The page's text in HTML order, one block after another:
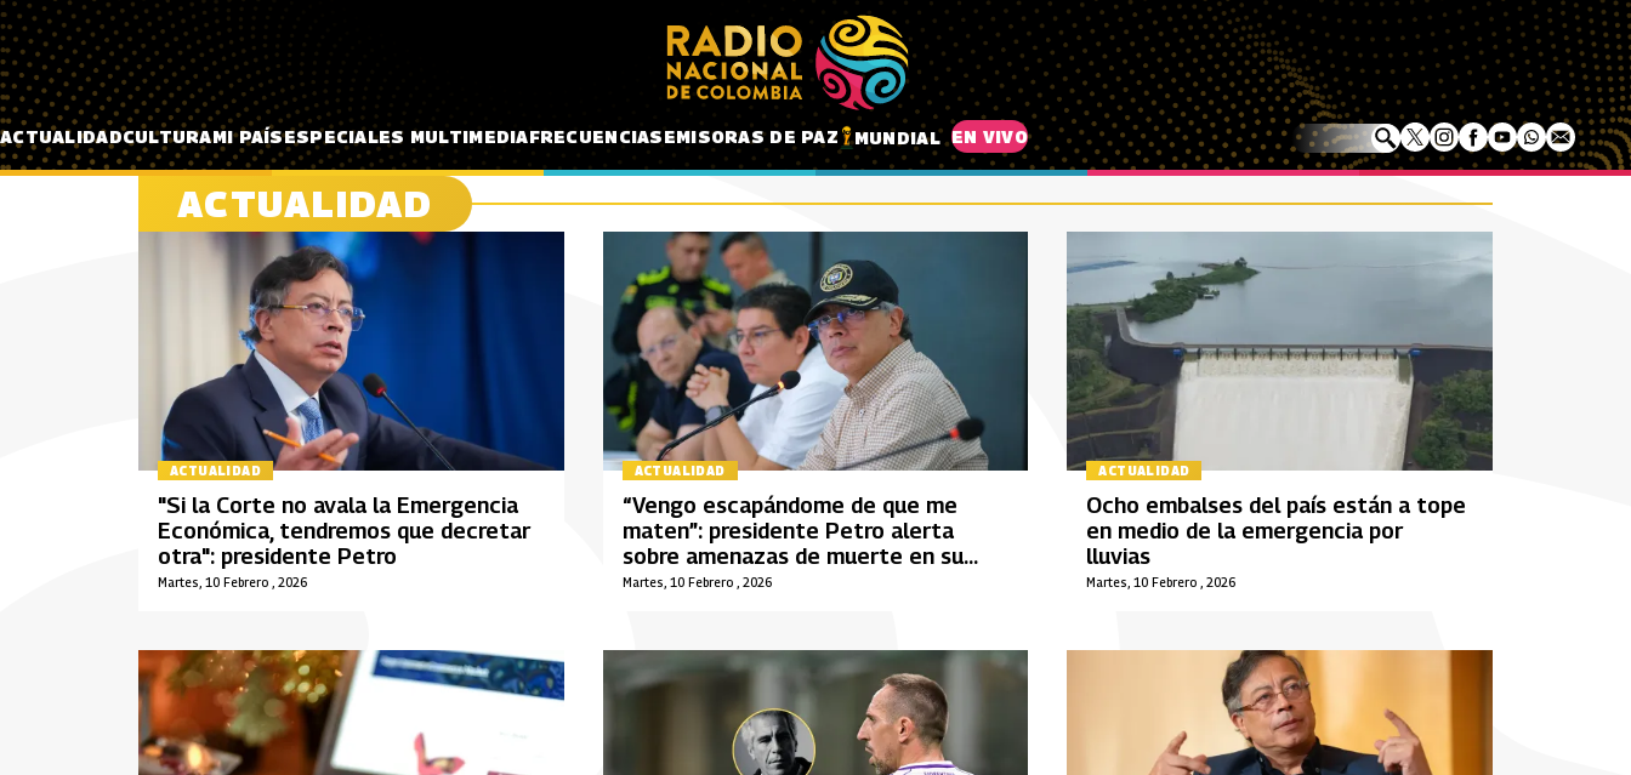
Pasar al contenido principal
ACTUALIDADCULTURAMI PAÍSESPECIALES MULTIMEDIAFRECUENCIASEMISORAS DE PAZ MUNDIAL EN VIVO
ACTUALIDAD
ACTUALIDAD
Martes, 10 Febrero , 2026
"Si la Corte no avala la Emergencia
Económica, tendremos que decretar
otra": presidente Petro
ACTUALIDAD
Martes, 10 Febrero , 2026
“Vengo escapándome de que me
maten”: presidente Petro alerta
sobre amenazas de muerte en su
contra
ACTUALIDAD
Martes, 10 Febrero , 2026
Ocho embalses del país están a tope
en medio de la emergencia por
lluvias